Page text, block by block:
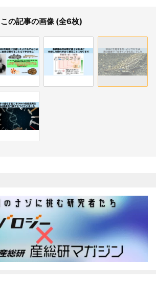
この記事の画像 (全6枚)